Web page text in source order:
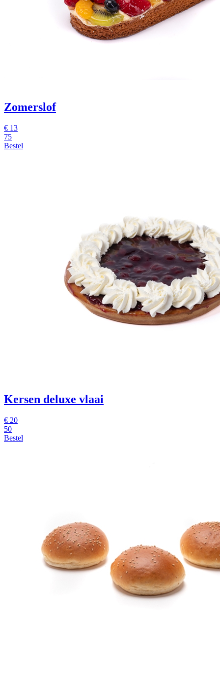
Zomerslof
€ 13
75
Bestel
Kersen deluxe vlaai
€ 20
50
Bestel